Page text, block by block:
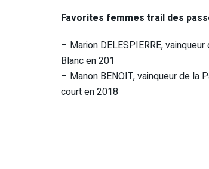
Favorites femmes trail des
– Marion DELESPIERRE,
Blanc en 201
– Manon BENOIT, vainqueur de la
court en 2018